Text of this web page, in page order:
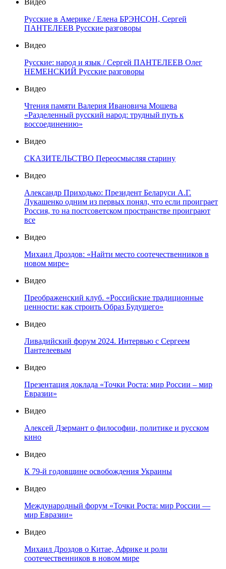
Видео
Русские в Америке / Елена БРЭНСОН, Сергей
ПАНТЕЛЕЕВ Русские разговоры
Видео
Русские: народ и язык / Сергей ПАНТЕЛЕЕВ Олег
НЕМЕНСКИЙ Русские разговоры
Видео
Чтения памяти Валерия Ивановича Мошева
«Разделенный русский народ: трудный путь к
воссоединению»
Видео
СКАЗИТЕЛЬСТВО Переосмысляя старину
Видео
Александр Приходько: Президент Беларуси А.Г.
Лукашенко одним из первых понял, что если проиграет
Россия, то на постсоветском пространстве проиграют
все
Видео
Михаил Дроздов: «Найти место соотечественников в
новом мире»
Видео
Преображенский клуб. «Российские традиционные
ценности: как строить Образ Будущего»
Видео
Ливадийский форум 2024. Интервью с Сергеем
Пантелеевым
Видео
Презентация доклада «Точки Роста: мир России – мир
Евразии»
Видео
Алексей Дзермант о философии, политике и русском
кино
Видео
К 79-й годовщине освобождения Украины
Видео
Международный форум «Точки Роста: мир России —
мир Евразии»
Видео
Михаил Дроздов о Китае, Африке и роли
соотечественников в новом мире